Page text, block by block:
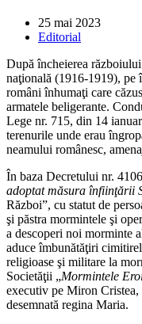
Post
published:
25 mai 2023
Post
Editorial
După încheierea
naţională (1916-1919), pe
români înhumaţi care
armatele beligerante.
Lege nr. 715, din 14
terenurile unde erau
neamului românesc,
În baza Decretului nr.
adoptat măsura înfiinţării
Război”, cu statut de
şi păstra mormintele şi
a descoperi noi morminte
aduce îmbunătăţiri
religioase şi militare la
Societăţii „Mormintele
executiv pe Miron Cristea,
desemnată regina Maria.